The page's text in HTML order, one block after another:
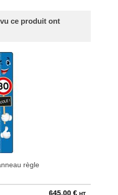
ce produit ont
règle
645,00 € HT